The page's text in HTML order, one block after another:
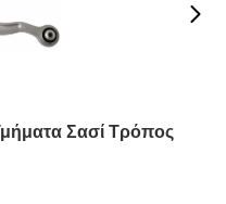
Σασί Τρόπος